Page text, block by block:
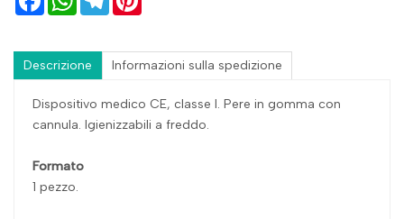
Descrizione Informazioni sulla spedizione
Dispositivo medico CE, classe I. Pere in gomma con
cannula. Igienizzabili a freddo.
Formato
1 pezzo.